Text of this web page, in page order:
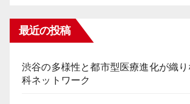
最近の投稿
渋谷の多様性と都市型医療進化が織
科ネットワーク